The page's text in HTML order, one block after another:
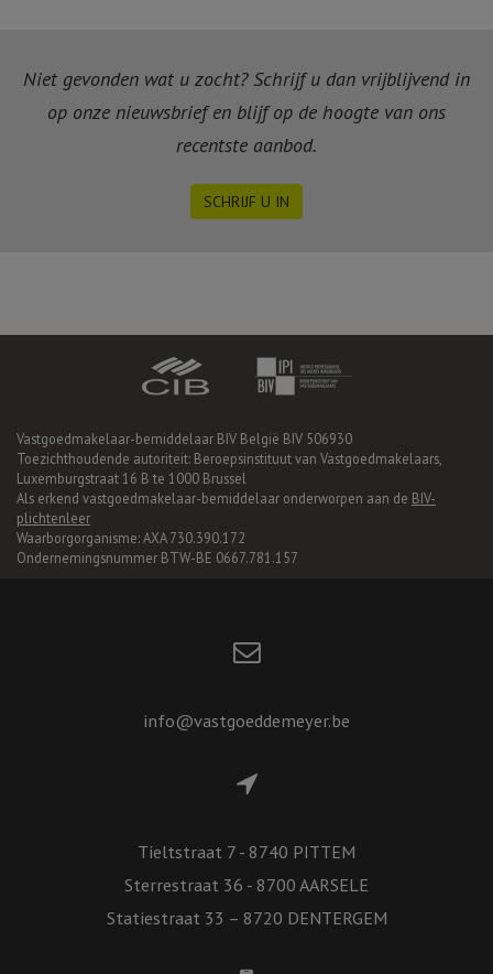
Niet gevonden wat u zocht? Schrijf u dan vrijblijvend in
op onze nieuwsbrief en blijf op de hoogte van ons
recentste aanbod.
SCHRIJF U IN
Vastgoedmakelaar-bemiddelaar BIV België BIV 506930
Toezichthoudende autoriteit: Beroepsinstituut van Vastgoedmakelaars,
Luxemburgstraat 16 B te 1000 Brussel
Als erkend vastgoedmakelaar-bemiddelaar onderworpen aan de BIV-
plichtenleer
Waarborgorganisme: AXA 730.390.172
Ondernemingsnummer BTW-BE 0667.781.157
info@vastgoeddemeyer.be
Tieltstraat 7 - 8740 PITTEM
Sterrestraat 36 - 8700 AARSELE
Statiestraat 33 – 8720 DENTERGEM